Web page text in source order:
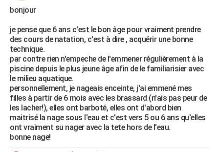
bonjour
je pense que 6 ans c'est le bon âge pour vraiment prendre
des cours de natation, c'est à dire , acquérir une bonne
technique.
par contre rien n'empeche de l'emmener régulièrement à la
piscine depuis le plus jeune âge afin de le familiarisier avec
le milieu aquatique.
personnellement, je nageais enceinte, j'ai emmené mes
filles à partir de 6 mois avec les brassard (n'ais pas peur de
les lacher!), elles ont barboté, elles ont d'abord bien
maitrisé la nage sous l'eau et c'est vers 5 ou 6 ans qu'elles
ont vraiment su nager avec la tete hors de l'eau.
bonne nage!